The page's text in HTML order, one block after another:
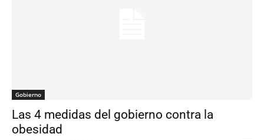
Gobierno
Las 4 medidas del gobierno contra la
obesidad